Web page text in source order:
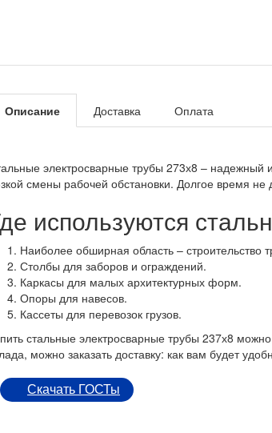
Описание Доставка Оплата
электросварные трубы 273х8 – надежный и
смены рабочей обстановки. Долгое время
используются
Наиболее обширная область – строительство
Столбы для заборов и ограждений.
Каркасы для малых архитектурных форм.
Опоры для навесов.
Кассеты для перевозок грузов.
стальные электросварные трубы 237х8
можно заказать доставку: как вам будет
Скачать ГОСТы